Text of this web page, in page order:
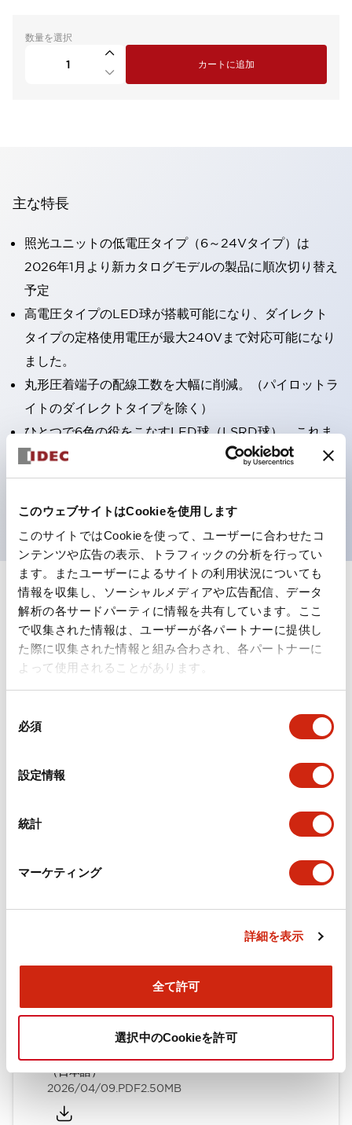
このウェブサイトはCookieを使用します
このサイトではCookieを使って、ユーザーに合わせたコ
ンテンツや広告の表示、トラフィックの分析を行ってい
ます。またユーザーによるサイトの利用状況についても
情報を収集し、ソーシャルメディアや広告配信、データ
解析の各サードパーティに情報を共有しています。ここ
で収集された情報は、ユーザーが各パートナーに提供し
た際に収集された情報と組み合わされ、各パートナーに
よって使用されることがあります。
必須
設定情報
統計
マーケティング
詳細を表示
全て許可
選択中のCookieを許可
数量を選択
カートに追加
主な特長
照光ユニットの低電圧タイプ（6～24Vタイプ）は
2026年1月より新カタログモデルの製品に順次切り替え
予定
高電圧タイプのLED球が搭載可能になり、ダイレクト
タイプの定格使用電圧が最大240Vまで対応可能になり
ました。
丸形圧着端子の配線工数を大幅に削減。（パイロットラ
イトのダイレクトタイプを除く）
ひとつで6色の役をこなすLED球（LSRD球）。これま
で色ごとに分かれていたLED球を、1色のLED球で各色
を表現できるようにしました。
UL、CSA、TÜV、CCC認証品。
仕様 すべて展開
形状仕様
電気的仕様(照光部定格)
環境仕様
規格・認証 技術文書
（日本語）
2026/04/09.PDF2.50MB